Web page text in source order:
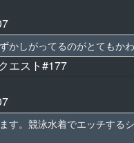
かしがってるのがとてもか
エスト#177
す。競泳水着でエッチする